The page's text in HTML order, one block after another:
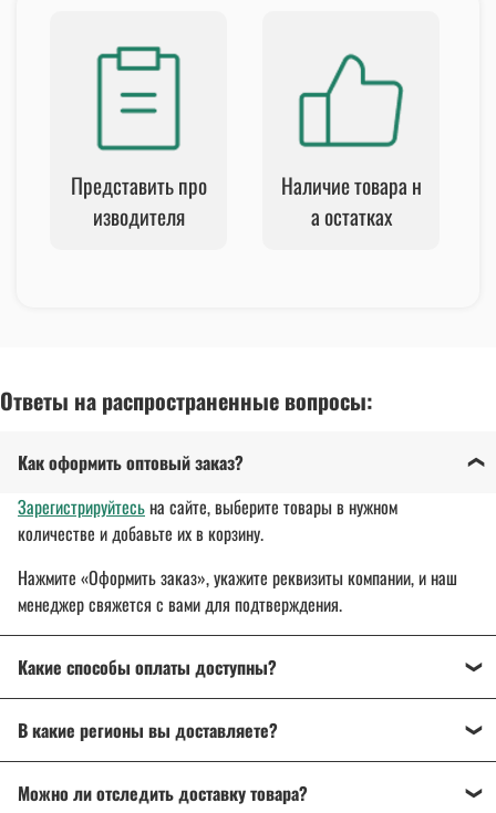
Представить про
изводителя
Наличие товара н
а остатках
Ответы на распространенные вопросы:
Как оформить оптовый заказ?
Зарегистрируйтесьна сайте, выберите товары в нужном
количестве и добавьте их в корзину.
Нажмите «Оформить заказ», укажите реквизиты компании, и наш
менеджер свяжется с вами для подтверждения.
Какие способы оплаты доступны?
расчетный счет организации.
Для государственных и муниципальных заказчиков
возможна поставка товара с отсрочкой платежа до 30 дней.
В какие регионы вы доставляете?
России : от Калининграда до Владивостока.
Можно ли отследить доставку товара?